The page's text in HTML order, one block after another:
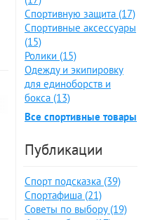
Спортивную защита (17)
Спортивные аксессуары
(15)
Ролики (15)
Одежду и экипировку
для единоборств и
бокса (13)
Все спортивные товары
Публикации
Спорт подсказка (39)
Спортафиша (21)
Советы по выбору (19)